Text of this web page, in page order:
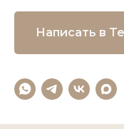
Написать в